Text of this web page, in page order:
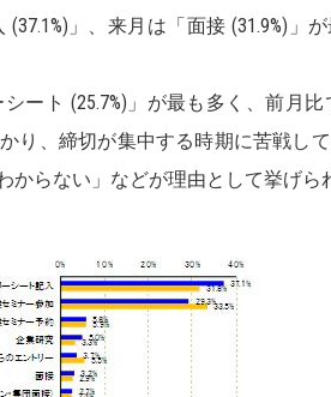
」、来月は「面接 (31.9%)」
ト (25.7%)」が最も多く、前月比
り、締切が集中する時期に苦戦し
らない」などが理由として挙げら